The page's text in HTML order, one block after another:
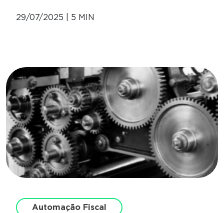
29/07/2025 | 5 MIN
Automação Fiscal